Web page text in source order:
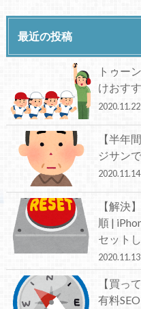
最近の投稿
トゥー
けおす
2020.11.22
【半年
ジサン
2020.11.14
【解決
順 |
セット
2020.11.13
【買っ
有料